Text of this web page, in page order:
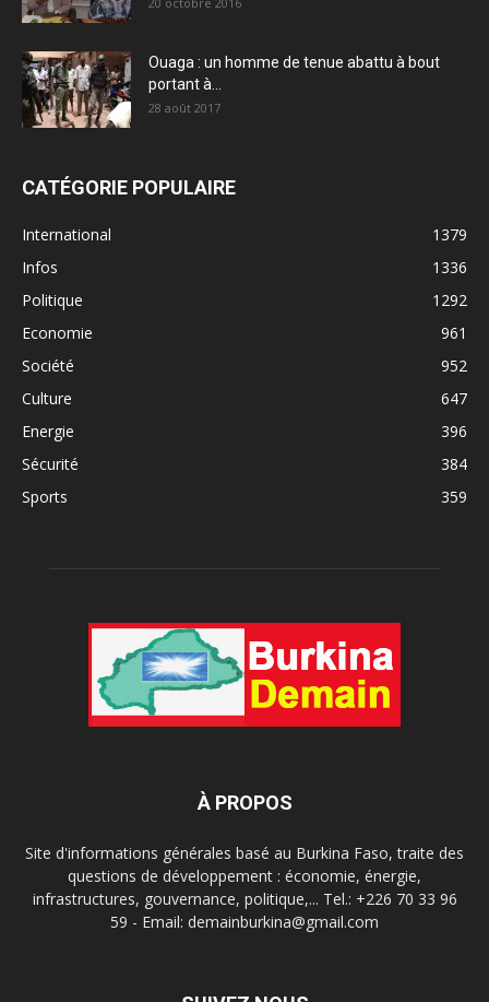
Ouaga : un homme de tenue abattu à bout
portant à...
28 août 2017
CATÉGORIE POPULAIRE
International
1379
Infos
1336
Politique
1292
Economie
961
Société
952
Culture
647
Energie
396
Sécurité
384
Sports
359
À PROPOS
Site d'informations générales basé au Burkina Faso, traite des
questions de développement : économie, énergie,
infrastructures, gouvernance, politique,... Tel.: +226 70 33 96
59 - Email: demainburkina@gmail.com